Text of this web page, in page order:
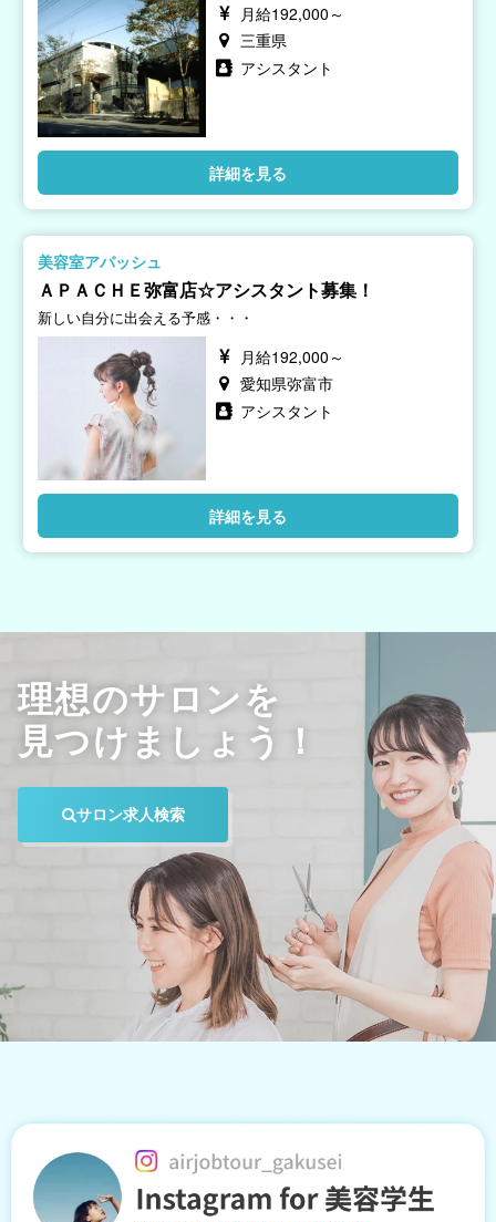
月給192,000～
三重県
アシスタント
詳細を見る
美容室アパッシュ
ＡＰＡＣＨＥ弥富店☆アシスタント募集！
新しい自分に出会える予感・・・
月給192,000～
愛知県弥富市
アシスタント
詳細を見る
理想のサロンを
見つけましょう！
サロン求人検索